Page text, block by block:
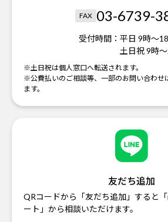
FAX 03-6739-
受付時間： 平日 9時～
土日祝 9時
※土日祝は個人窓口へ転送されます。
※公費払いのご相談等、一部のお問い合わせ
ます。
友だち追加
QRコードから「友だち追加」すると
ート」から相談いただけます。